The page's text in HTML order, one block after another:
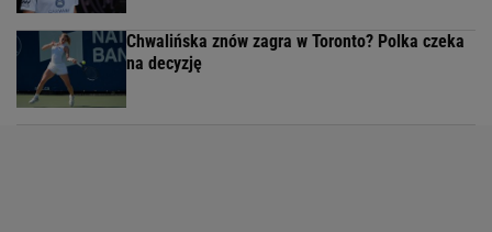
Chwalińska znów zagra w Toronto? Polka czeka
na decyzję